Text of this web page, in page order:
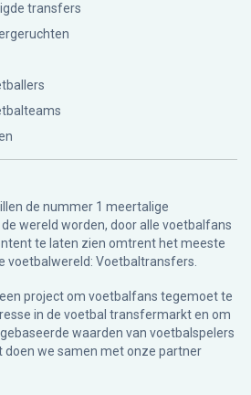
transfers
de nummer 1 meertalige
wereld worden, door alle voetbalfans
te laten zien omtrent het meeste
voetbalwereld: Voetbaltransfers.
project om voetbalfans tegemoet te
in de voetbal transfermarkt en om
waarden van voetbalspelers
doen we samen met onze partner